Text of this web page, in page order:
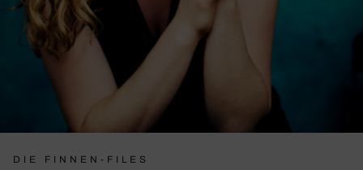
DIE FINNEN-FILES